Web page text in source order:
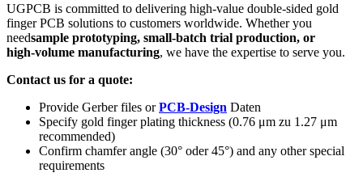
UGPCB is committed to delivering high‑value double‑sided gold
finger PCB solutions to customers worldwide. Whether you
needsample prototyping, small‑batch trial production, or
high‑volume manufacturing, we have the expertise to serve you.
Contact us for a quote:
Provide Gerber files or PCB-Design Daten
Specify gold finger plating thickness (0.76 μm zu 1.27 μm
recommended)
Confirm chamfer angle (30° oder 45°) and any other special
requirements